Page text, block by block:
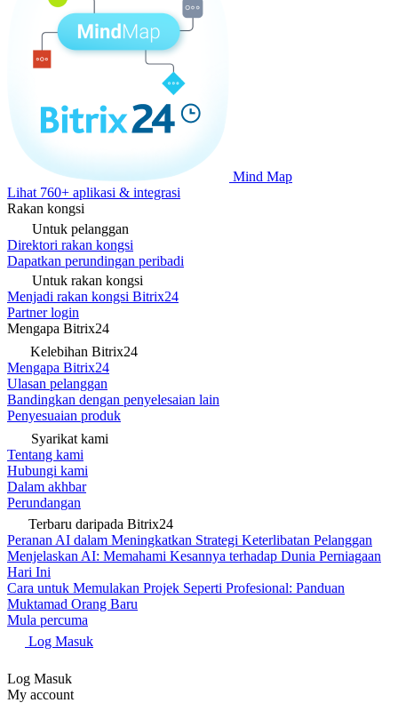
Mind Map
Lihat 760+ aplikasi & integrasi
Rakan kongsi
Untuk pelanggan
Direktori rakan kongsi
Dapatkan perundingan peribadi
Untuk rakan kongsi
Menjadi rakan kongsi Bitrix24
Partner login
Mengapa Bitrix24
Kelebihan Bitrix24
Mengapa Bitrix24
Ulasan pelanggan
Bandingkan dengan penyelesaian lain
Penyesuaian produk
Syarikat kami
Tentang kami
Hubungi kami
Dalam akhbar
Perundangan
Terbaru daripada Bitrix24
Peranan AI dalam Meningkatkan Strategi Keterlibatan Pelanggan
Menjelaskan AI: Memahami Kesannya terhadap Dunia Perniagaan
Hari Ini
Cara untuk Memulakan Projek Seperti Profesional: Panduan
Muktamad Orang Baru
Mula percuma
Log Masuk
Log Masuk
My account